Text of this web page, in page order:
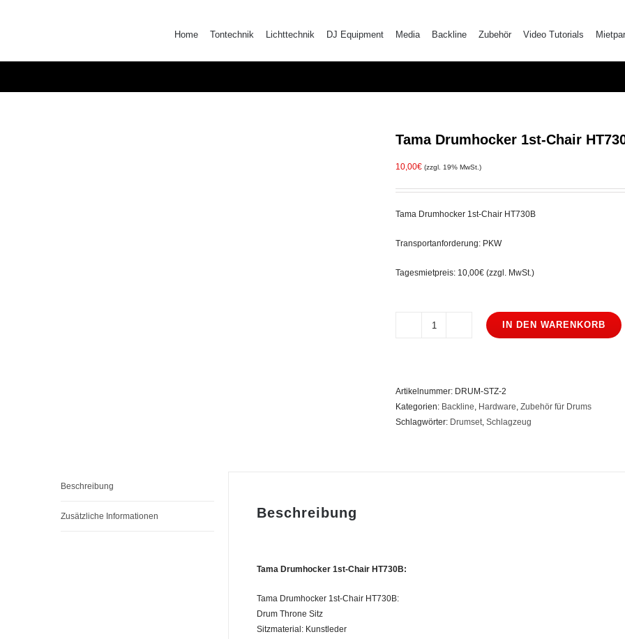
Home Tontechnik Lichttechnik DJ Equipment Media Backline Zubehör Video Tutorials
Tama Drumhocker 1st-Chair
10,00€ (zzgl. 19% MwSt.)
Tama Drumhocker 1st-Chair HT730B
Transportanforderung: PKW
Tagesmietpreis: 10,00€ (zzgl. MwSt.)
Tama
HT730B
Menge
IN DEN WARENKORB
Artikelnummer: DRUM-STZ-2
Kategorien: Backline, Hardware, Zubehör für Drums
Schlagwörter: Drumset, Schlagzeug
Beschreibung
Zusätzliche Informationen Beschreibung
Tama Drumhocker 1st-Chair HT730B:
Tama Drumhocker 1st-Chair HT730B:
Drum Throne Sitz
Sitzmaterial: Kunstleder